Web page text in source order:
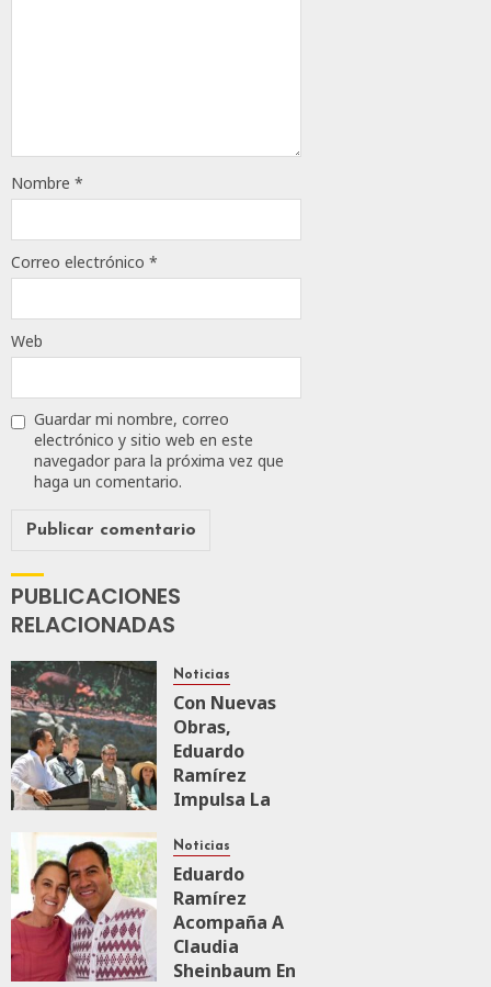
Nombre *
Correo electrónico *
Web
Guardar mi nombre, correo
electrónico y sitio web en este
navegador para la próxima vez que
haga un comentario.
PUBLICACIONES
RELACIONADAS
Noticias
Con Nuevas
Obras,
Eduardo
Ramírez
Impulsa La
Integral Del
ZooMAT
JULIO 28, 2026
0
110
Noticias
Eduardo
Ramírez
Acompaña A
Claudia
Sheinbaum En